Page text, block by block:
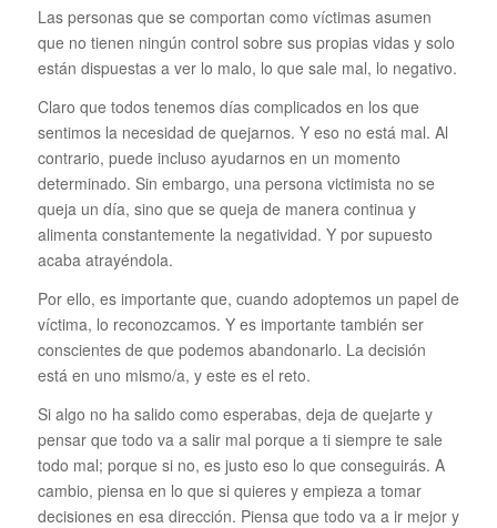
Las personas que se comportan como víctimas asumen
que no tienen ningún control sobre sus propias vidas y solo
están dispuestas a ver lo malo, lo que sale mal, lo negativo.
Claro que todos tenemos días complicados en los que
sentimos la necesidad de quejarnos. Y eso no está mal. Al
contrario, puede incluso ayudarnos en un momento
determinado. Sin embargo, una persona victimista no se
queja un día, sino que se queja de manera continua y
alimenta constantemente la negatividad. Y por supuesto
acaba atrayéndola.
Por ello, es importante que, cuando adoptemos un papel de
víctima, lo reconozcamos. Y es importante también ser
conscientes de que podemos abandonarlo. La decisión
está en uno mismo/a, y este es el reto.
Si algo no ha salido como esperabas, deja de quejarte y
pensar que todo va a salir mal porque a ti siempre te sale
todo mal; porque si no, es justo eso lo que conseguirás. A
cambio, piensa en lo que si quieres y empieza a tomar
decisiones en esa dirección. Piensa que todo va a ir mejor y